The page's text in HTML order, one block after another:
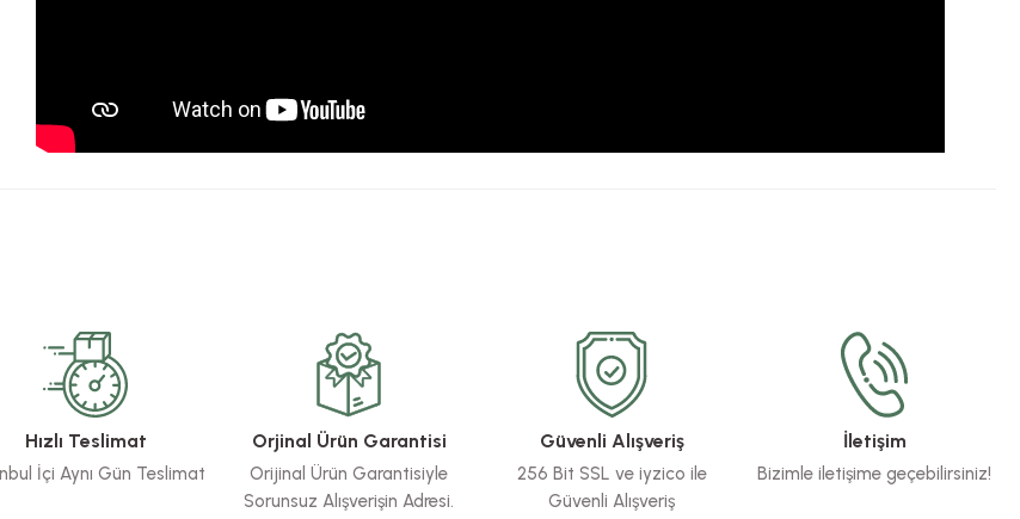
Hızlı Teslimat
İçi Aynı Gün Teslimat
Orjinal Ürün Garantisi
Orijinal Ürün Garantisiyle
Sorunsuz Alışverişin Adresi.
Güvenli Alışveriş
256 Bit SSL ve iyzico ile
Güvenli Alışveriş
İletişim
Bizimle iletişime geçebilirsiniz!